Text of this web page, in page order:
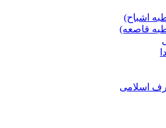
اشباح)
قاصعه)
اسلامی